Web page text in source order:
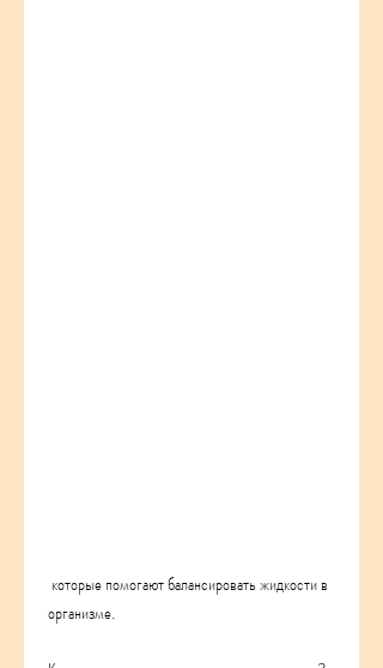
организме.